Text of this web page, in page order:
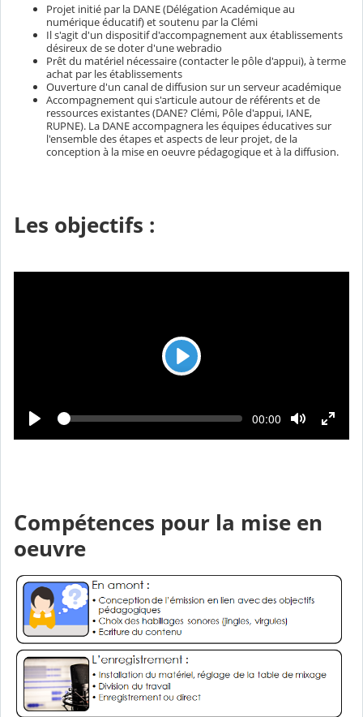
Projet initié par la DANE (Délégation Académique au
numérique éducatif) et soutenu par la Clémi
Il s'agit d'un dispositif d'accompagnement aux établissements
désireux de se doter d'une webradio
Prêt du matériel nécessaire (contacter le pôle d'appui), à terme
achat par les établissements
Ouverture d'un canal de diffusion sur un serveur académique
Accompagnement qui s'articule autour de référents et de
ressources existantes (DANE? Clémi, Pôle d'appui, IANE,
RUPNE). La DANE accompagnera les équipes éducatives sur
l'ensemble des étapes et aspects de leur projet, de la
conception à la mise en oeuvre pédagogique et à la diffusion.
Les objectifs :
L
t
u
L
e
c
T
m
l
é
00:00
Compétences pour la mise en
oeuvre